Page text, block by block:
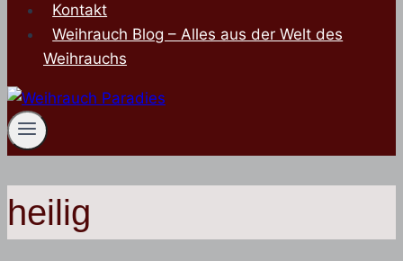
Kontakt
Weihrauch Blog – Alles aus der Welt des
Weihrauchs
heilig